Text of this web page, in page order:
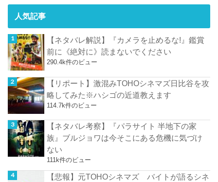
人気記事
【ネタバレ解説】『カメラを止めるな!』鑑賞
前に《絶対に》読まないでください
290.4k件のビュー
【リポート】激混みTOHOシネマズ日比谷を攻
略してみた※ハシゴの近道教えます
114.7k件のビュー
【ネタバレ考察】『パラサイト 半地下の家
族』ブルジョワは今そこにある危機に気づけ
ない
111k件のビュー
【悲報】元TOHOシネマズ バイトが語るシネ